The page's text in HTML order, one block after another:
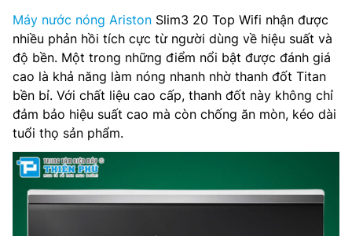
Máy nước nóng Ariston Slim3 20 Top Wifi nhận được
nhiều phản hồi tích cực từ người dùng về hiệu suất và
độ bền. Một trong những điểm nổi bật được đánh giá
cao là khả năng làm nóng nhanh nhờ thanh đốt Titan
bền bỉ. Với chất liệu cao cấp, thanh đốt này không chỉ
đảm bảo hiệu suất cao mà còn chống ăn mòn, kéo dài
tuổi thọ sản phẩm.